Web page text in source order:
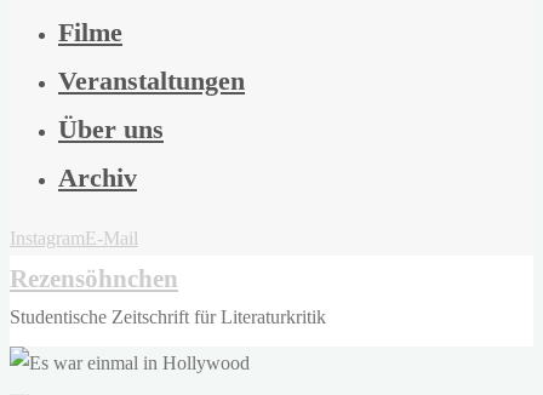
Filme
Veranstaltungen
Über uns
Archiv
InstagramE-Mail
Rezensöhnchen
Studentische Zeitschrift für Literaturkritik